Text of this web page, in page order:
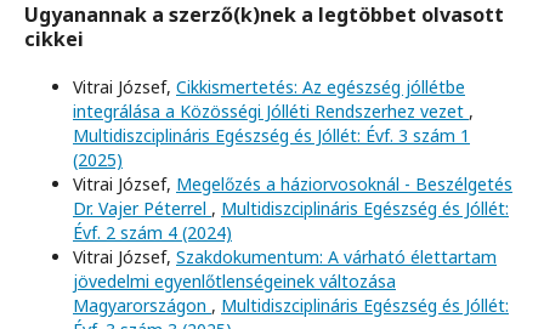
Ugyanannak a szerző(k)nek a legtöbbet olvasott
cikkei
Vitrai József, Cikkismertetés: Az egészség jóllétbe
integrálása a Közösségi Jólléti Rendszerhez vezet ,
Multidiszciplináris Egészség és Jóllét: Évf. 3 szám 1
(2025)
Vitrai József, Megelőzés a háziorvosoknál - Beszélgetés
Dr. Vajer Péterrel , Multidiszciplináris Egészség és Jóllét:
Évf. 2 szám 4 (2024)
Vitrai József, Szakdokumentum: A várható élettartam
jövedelmi egyenlőtlenségeinek változása
Magyarországon , Multidiszciplináris Egészség és Jóllét: